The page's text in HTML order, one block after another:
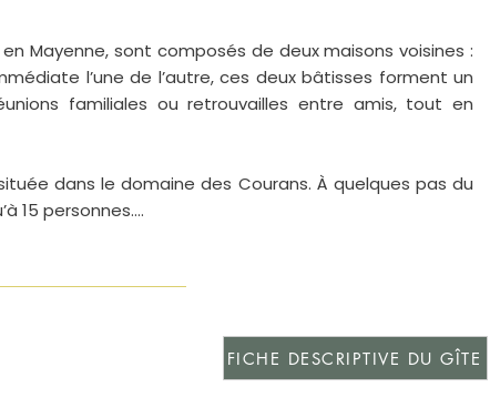
Mayenne, sont composés de deux maisons voisines :
l’une de l’autre, ces deux bâtisses forment un
familiales ou retrouvailles entre amis, tout en
dans le domaine des Courans. À quelques pas du
15 personnes.
pour les groupes séjournant sur place.
et à proximité immédiate du Grand Relais, propose 8
FICHE DESCRIPTIVE DU GÎTE